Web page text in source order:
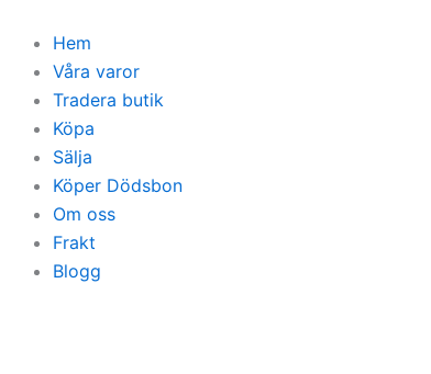
innehåll
Hem
Våra varor
Tradera butik
Köpa
Sälja
Köper Dödsbon
Om oss
Frakt
Blogg